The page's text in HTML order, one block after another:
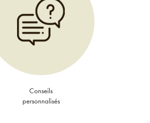
Conseils
personnalisés